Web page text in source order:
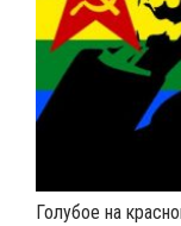
Голубое на